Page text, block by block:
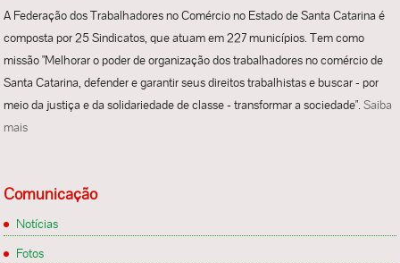
A Federação dos Trabalhadores no Comércio no Estado de Santa Catarina é
composta por 25 Sindicatos, que atuam em 227 municípios. Tem como
missão "Melhorar o poder de organização dos trabalhadores no comércio de
Santa Catarina, defender e garantir seus direitos trabalhistas e buscar - por
meio da justiça e da solidariedade de classe - transformar a sociedade".Saiba
mais
Comunicação
Notícias
Fotos